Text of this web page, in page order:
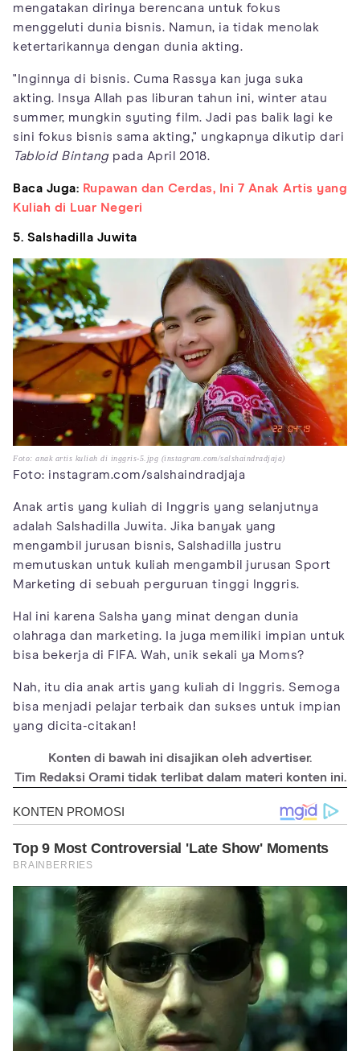
mengatakan dirinya berencana untuk fokus
menggeluti dunia bisnis. Namun, ia tidak menolak
ketertarikannya dengan dunia akting.
"Inginnya di bisnis. Cuma Rassya kan juga suka
akting. Insya Allah pas liburan tahun ini, winter atau
summer, mungkin syuting film. Jadi pas balik lagi ke
sini fokus bisnis sama akting," ungkapnya dikutip dari
Tabloid Bintangpada April 2018.
Baca Juga: Rupawan dan Cerdas, Ini 7 Anak Artis yang
Kuliah di Luar Negeri
5. Salshadilla Juwita
Foto: anak artis kuliah di inggris-5.jpg (instagram.com/salshaindradjaja)
Foto: instagram.com/salshaindradjaja
Anak artis yang kuliah di Inggris yang selanjutnya
adalah Salshadilla Juwita. Jika banyak yang
mengambil jurusan bisnis, Salshadilla justru
memutuskan untuk kuliah mengambil jurusan Sport
Marketing di sebuah perguruan tinggi Inggris.
Hal ini karena Salsha yang minat dengan dunia
olahraga dan marketing. Ia juga memiliki impian untuk
bisa bekerja di FIFA. Wah, unik sekali ya Moms?
Nah, itu dia anak artis yang kuliah di Inggris. Semoga
bisa menjadi pelajar terbaik dan sukses untuk impian
yang dicita-citakan!
Konten di bawah ini disajikan oleh advertiser.
Tim Redaksi Orami tidak terlibat dalam materi konten ini.